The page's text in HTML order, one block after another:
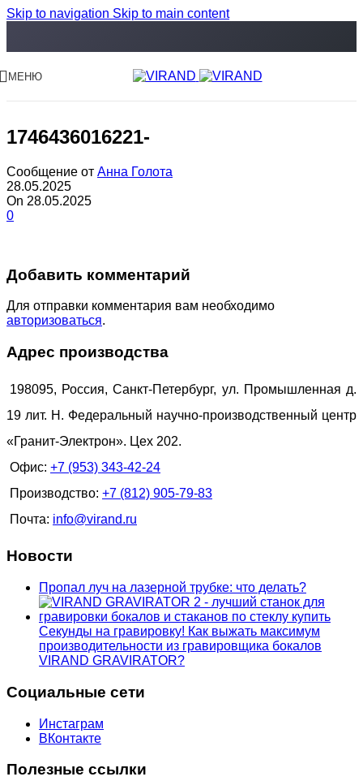
Skip to navigation Skip to main content
МЕНЮ
1746436016221-
Сообщение от Анна Голота
28.05.2025
On 28.05.2025
0
Добавить комментарий
Для отправки комментария вам необходимо
авторизоваться.
Адрес производства
198095, Россия, Санкт-Петербург, ул. Промышленная д.
19 лит. Н. Федеральный научно-производственный центр
«Гранит-Электрон». Цех 202.
Офис: +7 (953) 343-42-24
Производство: +7 (812) 905-79-83
Почта: info@virand.ru
Новости
Пропал луч на лазерной трубке: что делать?
Секунды на гравировку! Как выжать максимум
производительности из гравировщика бокалов
VIRAND GRAVIRATOR?
Социальные сети
Инстаграм
ВКонтакте
Полезные ссылки